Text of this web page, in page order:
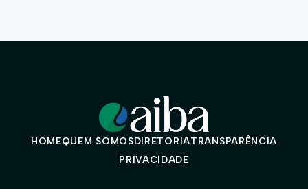
HOMEQUEM SOMOSDIRETORIATRANSPARÊNCIA
PRIVACIDADE